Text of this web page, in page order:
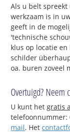
Als u belt
werkzaam is in
geeft in de
'technische
klus op locatie
schilder
oa. buren zoveel
Overtuigd? Neem
U kunt hetgratis
telefoonnummer:
mail. Het